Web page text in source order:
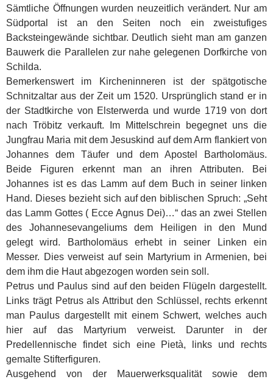
Sämtliche Öffnungen wurden neuzeitlich verändert. Nur am
Südportal ist an den Seiten noch ein zweistufiges
Backsteingewände sichtbar. Deutlich sieht man am ganzen
Bauwerk die Parallelen zur nahe gelegenen Dorfkirche von
Schilda.
Bemerkenswert im Kircheninneren ist der spätgotische
Schnitzaltar aus der Zeit um 1520. Ursprünglich stand er in
der Stadtkirche von Elsterwerda und wurde 1719 von dort
nach Tröbitz verkauft. Im Mittelschrein begegnet uns die
Jungfrau Maria mit dem Jesuskind auf dem Arm flankiert von
Johannes dem Täufer und dem Apostel Bartholomäus.
Beide Figuren erkennt man an ihren Attributen. Bei
Johannes ist es das Lamm auf dem Buch in seiner linken
Hand. Dieses bezieht sich auf den biblischen Spruch: „Seht
das Lamm Gottes ( Ecce Agnus Dei)…“ das an zwei Stellen
des Johannesevangeliums dem Heiligen in den Mund
gelegt wird. Bartholomäus erhebt in seiner Linken ein
Messer. Dies verweist auf sein Martyrium in Armenien, bei
dem ihm die Haut abgezogen worden sein soll.
Petrus und Paulus sind auf den beiden Flügeln dargestellt.
Links trägt Petrus als Attribut den Schlüssel, rechts erkennt
man Paulus dargestellt mit einem Schwert, welches auch
hier auf das Martyrium verweist. Darunter in der
Predellennische findet sich eine Pietà, links und rechts
gemalte Stifterfiguren.
Ausgehend von der Mauerwerksqualität sowie dem